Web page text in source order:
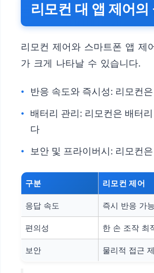
리모컨 대 앱 제어의
리모컨 제어와 스마트폰 앱 제
가 크게 나타날 수 있습니다.
반응 속도와 즉시성: 리모컨
배터리 관리: 리모컨은 배터
다
보안 및 프라이버시: 리모컨
구분 리모컨 제어
응답 속도 즉시 반응 가능
편의성 한 손 조작 최
보안 물리적 접근